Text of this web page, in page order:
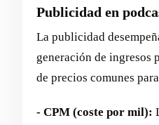
Publicidad en
La publicidad
generación de ingresos
de precios comunes
- CPM (coste por mil):